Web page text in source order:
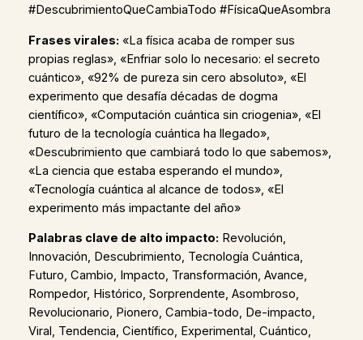
#DescubrimientoQueCambiaTodo #FísicaQueAsombra
Frases virales: «La física acaba de romper sus
propias reglas», «Enfriar solo lo necesario: el secreto
cuántico», «92% de pureza sin cero absoluto», «El
experimento que desafía décadas de dogma
científico», «Computación cuántica sin criogenia», «El
futuro de la tecnología cuántica ha llegado»,
«Descubrimiento que cambiará todo lo que sabemos»,
«La ciencia que estaba esperando el mundo»,
«Tecnología cuántica al alcance de todos», «El
experimento más impactante del año»
Palabras clave de alto impacto: Revolución,
Innovación, Descubrimiento, Tecnología Cuántica,
Futuro, Cambio, Impacto, Transformación, Avance,
Rompedor, Histórico, Sorprendente, Asombroso,
Revolucionario, Pionero, Cambia-todo, De-impacto,
Viral, Tendencia, Científico, Experimental, Cuántico,